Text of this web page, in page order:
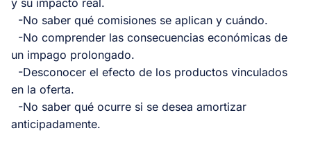
-No saber qué comisiones se aplican y cuándo.
-No comprender las consecuencias económicas de
un impago prolongado.
-Desconocer el efecto de los productos vinculados
en la oferta.
-No saber qué ocurre si se desea amortizar
anticipadamente.